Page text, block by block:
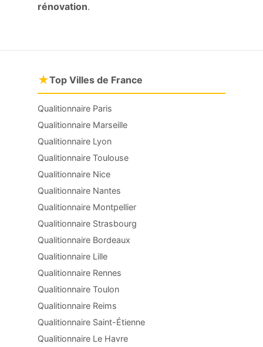
rénovation.
★Top Villes de France
Qualitionnaire Paris
Qualitionnaire Marseille
Qualitionnaire Lyon
Qualitionnaire Toulouse
Qualitionnaire Nice
Qualitionnaire Nantes
Qualitionnaire Montpellier
Qualitionnaire Strasbourg
Qualitionnaire Bordeaux
Qualitionnaire Lille
Qualitionnaire Rennes
Qualitionnaire Toulon
Qualitionnaire Reims
Qualitionnaire Saint-Étienne
Qualitionnaire Le Havre